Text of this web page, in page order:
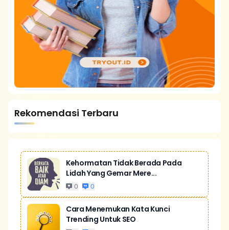
Rekomendasi Terbaru
Kehormatan Tidak Berada Pada
Lidah Yang Gemar Mere...
0 0
Cara Menemukan Kata Kunci
Trending Untuk SEO